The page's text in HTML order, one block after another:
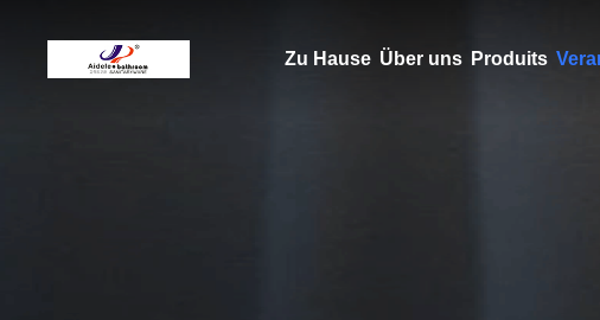
Zu Hause Über uns Produits